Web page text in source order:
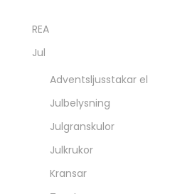
REA
Jul
Adventsljusstakar el
Julbelysning
Julgranskulor
Julkrukor
Kransar